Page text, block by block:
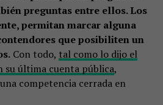
preguntas entre ellos. Los
permitan marcar alguna
que posibiliten un
Con todo, tal como lo dijo el
su última cuenta pública,
competencia cerrada en